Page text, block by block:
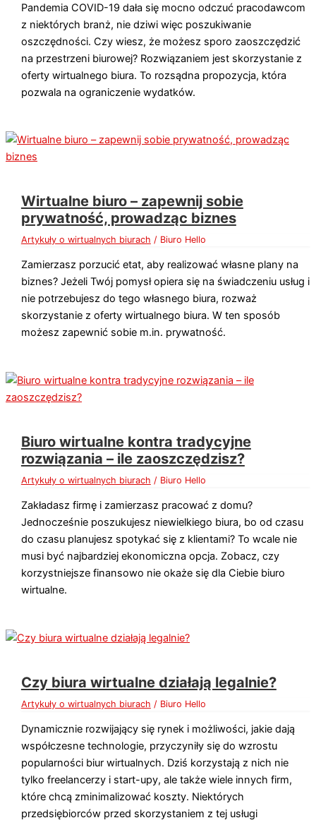
Pandemia COVID-19 dała się mocno odczuć pracodawcom
z niektórych branż, nie dziwi więc poszukiwanie
oszczędności. Czy wiesz, że możesz sporo zaoszczędzić
na przestrzeni biurowej? Rozwiązaniem jest skorzystanie z
oferty wirtualnego biura. To rozsądna propozycja, która
pozwala na ograniczenie wydatków.
Wirtualne biuro – zapewnij sobie
prywatność, prowadząc biznes
Artykuły o wirtualnych biurach / Biuro Hello
Zamierzasz porzucić etat, aby realizować własne plany na
biznes? Jeżeli Twój pomysł opiera się na świadczeniu usług i
nie potrzebujesz do tego własnego biura, rozważ
skorzystanie z oferty wirtualnego biura. W ten sposób
możesz zapewnić sobie m.in. prywatność.
Biuro wirtualne kontra tradycyjne
rozwiązania – ile zaoszczędzisz?
Artykuły o wirtualnych biurach / Biuro Hello
Zakładasz firmę i zamierzasz pracować z domu?
Jednocześnie poszukujesz niewielkiego biura, bo od czasu
do czasu planujesz spotykać się z klientami? To wcale nie
musi być najbardziej ekonomiczna opcja. Zobacz, czy
korzystniejsze finansowo nie okaże się dla Ciebie biuro
wirtualne.
Czy biura wirtualne działają legalnie?
Artykuły o wirtualnych biurach / Biuro Hello
Dynamicznie rozwijający się rynek i możliwości, jakie dają
współczesne technologie, przyczyniły się do wzrostu
popularności biur wirtualnych. Dziś korzystają z nich nie
tylko freelancerzy i start-upy, ale także wiele innych firm,
które chcą zminimalizować koszty. Niektórych
przedsiębiorców przed skorzystaniem z tej usługi